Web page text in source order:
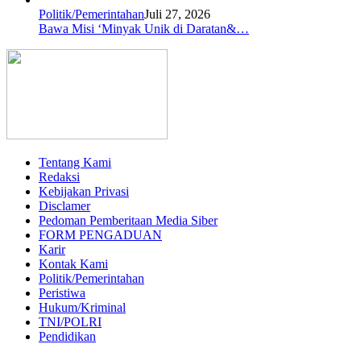
Politik/PemerintahanJuli 27, 2026
Bawa Misi ‘Minyak Unik di Daratan&…
Tentang Kami
Redaksi
Kebijakan Privasi
Disclamer
Pedoman Pemberitaan Media Siber
FORM PENGADUAN
Karir
Kontak Kami
Politik/Pemerintahan
Peristiwa
Hukum/Kriminal
TNI/POLRI
Pendidikan